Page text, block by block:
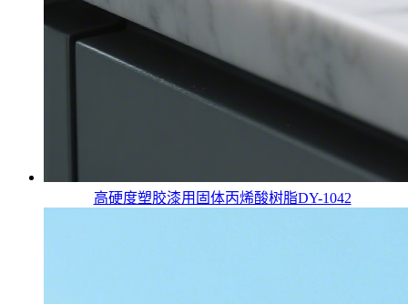
高硬度塑胶漆用固体丙烯酸树脂DY-1042